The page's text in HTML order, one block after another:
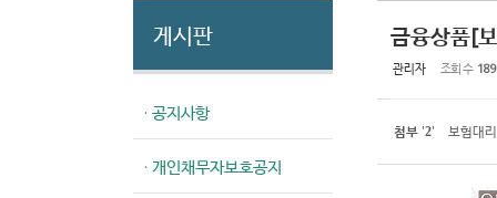
게시판
· 공지사항
· 개인채무자보호공지
금융상품[
관리자 조회 수
첨부 '2' 보험대